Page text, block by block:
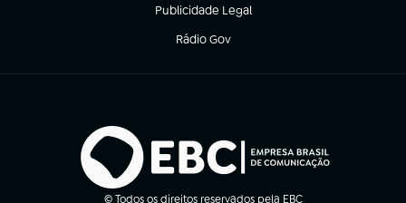
Publicidade Legal
(abre em nova aba)
Rádio Gov
(abre em nova aba)
© Todos os direitos reservados pela EBC